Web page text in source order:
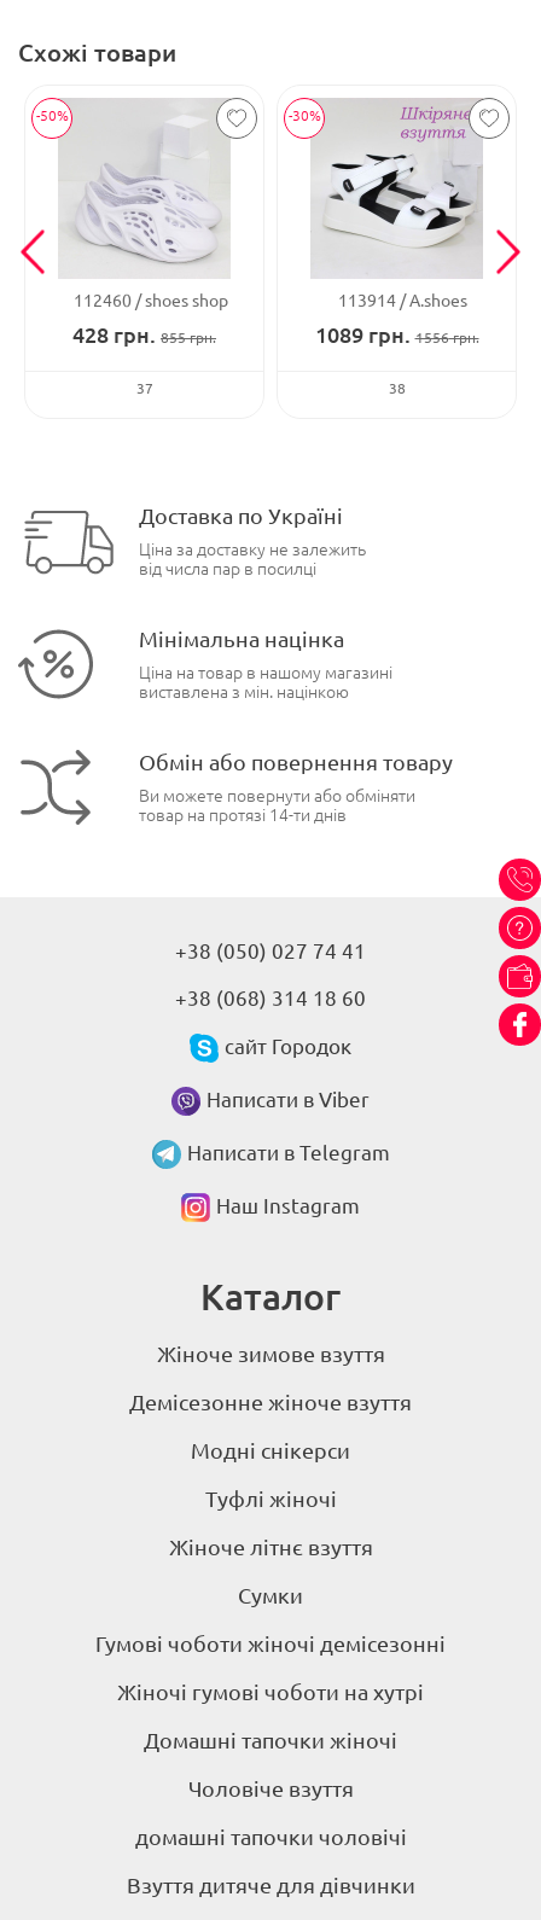
Схожі товари
-50%
112460 shoes shop
428 грн. 855грн.
37
-30%
113914 A.shoes
1089грн. 1556грн.
38
Доставка по Україні
Ціна за доставку не залежить
від числа пар в посилці
Мінімальна націнка
Ціна на товар в нашому магазині
виставлена з мін. націнкою
Обмін або повернення товару
Ви можете повернути або обміняти
товар на протязі 14-ти днів
+38 (050) 027 74 41
+38 (068) 314 18 60
сайт Городок
Написати в Viber
Написати в Telegram
Наш Instagram
Каталог
Жіноче зимове взуття
Демісезонне жіноче взуття
Модні снікерси
Туфлі жіночі
Жіноче літнє взуття
Сумки
Гумові чоботи жіночі демісезонні
Жіночі гумові чоботи на хутрі
Домашні тапочки жіночі
Чоловіче взуття
домашні тапочки чоловічі
Взуття дитяче для дівчинки